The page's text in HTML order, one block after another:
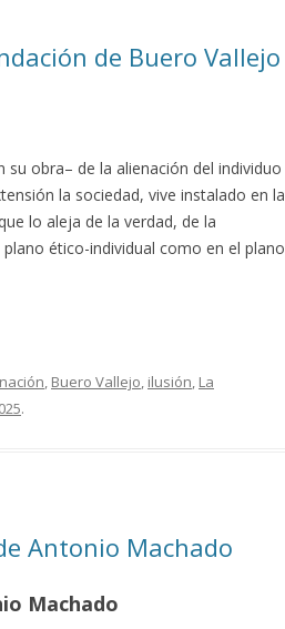
de Buero Vallejo
obra– de la alienación del individuo
la sociedad, vive instalado en la
lo aleja de la verdad, de la
ético-individual como en el plano
, Buero Vallejo, ilusión, La
.
Antonio Machado
Machado